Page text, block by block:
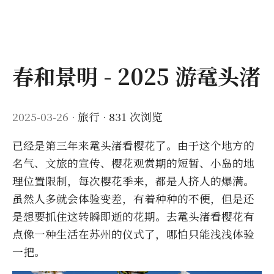
春和景明 - 2025 游鼋头渚
2025-03-26 · 旅行 · 831 次浏览
已经是第三年来鼋头渚看樱花了。由于这个地方的
名气、文旅的宣传、樱花观赏期的短暂、小岛的地
理位置限制，每次樱花季来，都是人挤人的爆满。
虽然人多就会体验变差，有着种种的不便，但是还
是想要抓住这转瞬即逝的花期。去鼋头渚看樱花有
点像一种生活在苏州的仪式了，哪怕只能浅浅体验
一把。